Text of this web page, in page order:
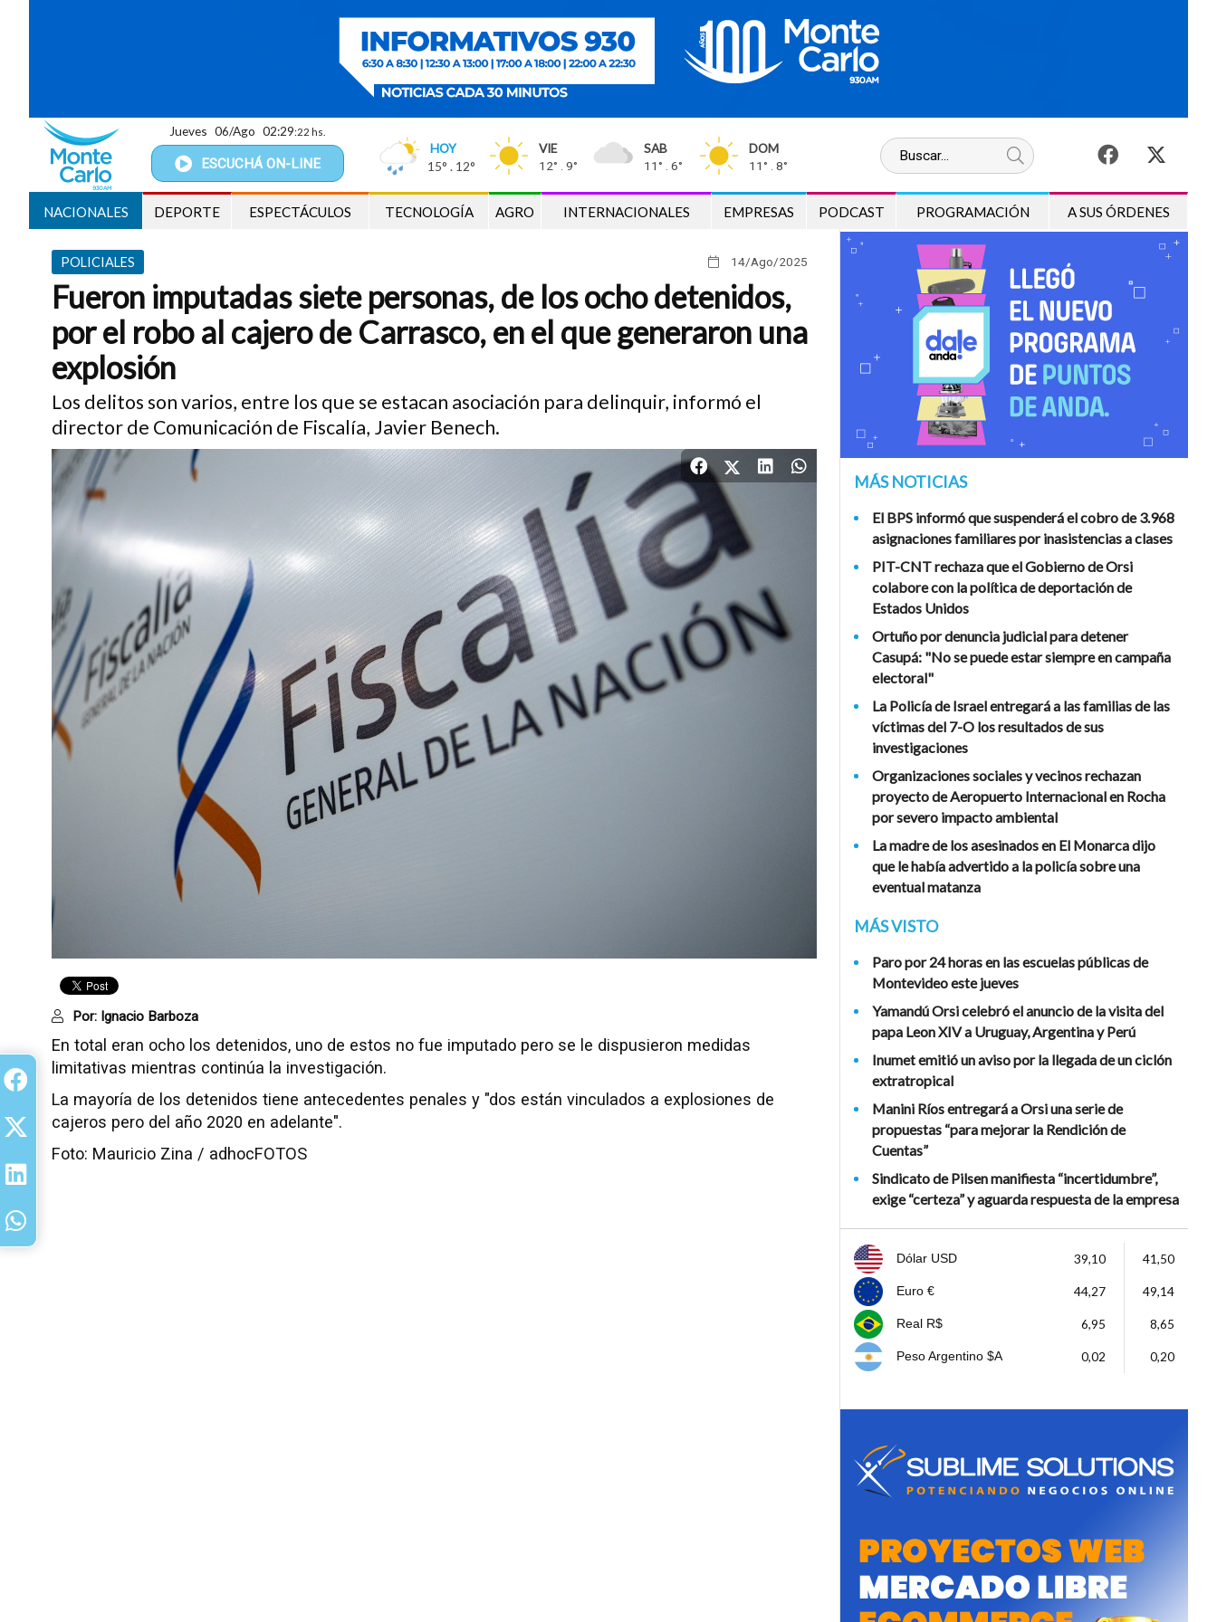
ESCUCHÁ ON-LINE
HOY
15° . 12°
VIE
12° . 9°
SAB
11° . 6°
DOM
11° . 8°
Jueves 06/Ago 02:29:23 hs.
NACIONALES DEPORTE ESPECTÁCULOS TECNOLOGÍA AGRO INTERNACIONALES EMPRESAS PODCAST PROGRAMACIÓN A SUS ÓRDENES
14/Ago/2025
POLICIALES
Fueron imputadas siete personas, de los ocho detenidos,
por el robo al cajero de Carrasco, en el que generaron una
explosión
Los delitos son varios, entre los que se estacan asociación para delinquir, informó el
director de Comunicación de Fiscalía, Javier Benech.
Por: Ignacio Barboza
En total eran ocho los detenidos, uno de estos no fue imputado pero se le dispusieron medidas
limitativas mientras continúa la investigación.
La mayoría de los detenidos tiene antecedentes penales y "dos están vinculados a explosiones de
cajeros pero del año 2020 en adelante".
Foto: Mauricio Zina / adhocFOTOS
MÁS NOTICIAS
El BPS informó que suspenderá el cobro de 3.968
asignaciones familiares por inasistencias a clases
PIT-CNT rechaza que el Gobierno de Orsi
colabore con la política de deportación de
Estados Unidos
Ortuño por denuncia judicial para detener
Casupá: "No se puede estar siempre en campaña
electoral"
La Policía de Israel entregará a las familias de las
víctimas del 7-O los resultados de sus
investigaciones
Organizaciones sociales y vecinos rechazan
proyecto de Aeropuerto Internacional en Rocha
por severo impacto ambiental
La madre de los asesinados en El Monarca dijo
que le había advertido a la policía sobre una
eventual matanza
MÁS VISTO
Paro por 24 horas en las escuelas públicas de
Montevideo este jueves
Yamandú Orsi celebró el anuncio de la visita del
papa Leon XIV a Uruguay, Argentina y Perú
Inumet emitió un aviso por la llegada de un ciclón
extratropical
Manini Ríos entregará a Orsi una serie de
propuestas “para mejorar la Rendición de
Cuentas”
Sindicato de Pilsen manifiesta “incertidumbre”,
exige “certeza” y aguarda respuesta de la empresa
Dólar USD 39,10 41,50
Euro € 44,27 49,14
Real R$ 6,95 8,65
Peso Argentino $A 0,02 0,20